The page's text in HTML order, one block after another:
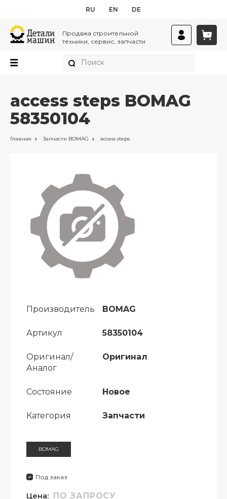
RU EN DE
Продажа строительной
техники, сервис, запчасти
access steps BOMAG
58350104
Главная Запчасти BOMAG access steps
Производитель BOMAG
Артикул 58350104
Оригинал/
Аналог
Оригинал
Состояние Новое
Категория Запчасти
BOMAG
Под заказ
Цена: ПО ЗАПРОСУ